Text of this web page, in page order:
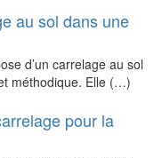
au sol dans une
d’un carrelage au sol
méthodique. Elle (…)
pour la